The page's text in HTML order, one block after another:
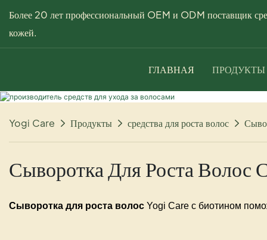
Более 20 лет профессиональный OEM и ODM поставщик
кожей.
ГЛАВНАЯ ПРОДУКТЫ
Yogi Care Продукты средства для роста волос
Сыворотка Для Роста Волос
Сыворотка для роста волос Yogi Care с биотином